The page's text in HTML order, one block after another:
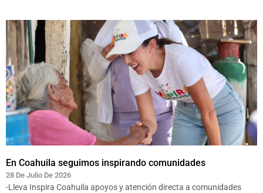
En Coahuila seguimos inspirando comunidades
28 De Julio De 2026
-Lleva Inspira Coahuila apoyos y atención directa a comunidades